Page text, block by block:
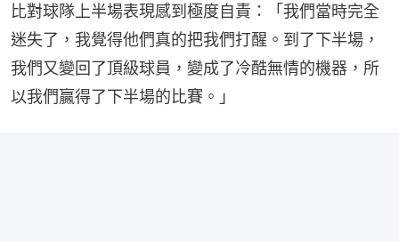
比對球隊上半場表現感到極度自責：「我們當時完全
迷失了，我覺得他們真的把我們打醒。到了下半場，
我們又變回了頂級球員，變成了冷酷無情的機器，所
以我們贏得了下半場的比賽。」